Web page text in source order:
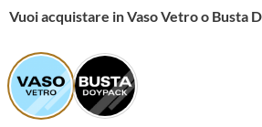
Vuoi acquistare in Vaso Vetro o Busta